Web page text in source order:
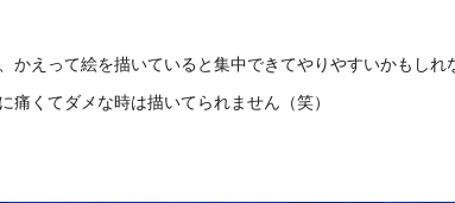
かえって絵を描いていると集中できてやりやすいかもしれ
痛くてダメな時は描いてられません（笑）